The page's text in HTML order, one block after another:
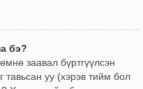
бэ?
заавал бүртгүүлсэн
тавьсан уу (хэрэв тийм бол